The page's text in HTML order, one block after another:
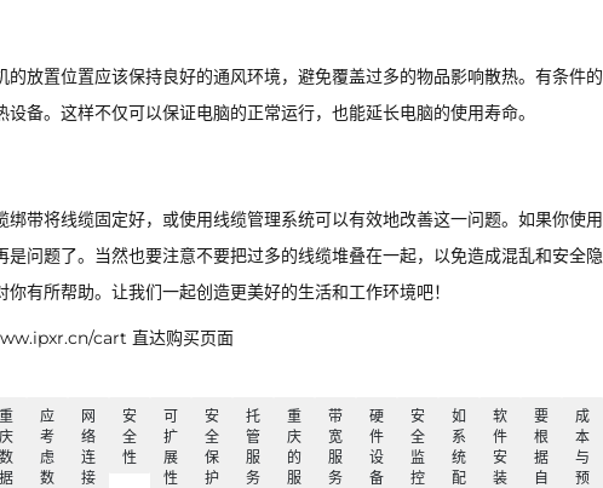
放置位置应该保持良好的通风环境，避免覆盖过多的物品影响散热。有条件的
备。这样不仅可以保证电脑的正常运行，也能延长电脑的使用寿命。
带将线缆固定好，或使用线缆管理系统可以有效地改善这一问题。如果你使用
问题了。当然也要注意不要把过多的线缆堆叠在一起，以免造成混乱和安全隐
有所帮助。让我们一起创造更美好的生活和工作环境吧！
cart 直达购买页面
重
庆
数
据
应
考
虑
数
网
络
连
接
安
全
性
可
扩
展
性
安
全
保
护
托
管
服
务
重
庆
的
服
带
宽
服
务
硬
件
设
备
安
全
监
控
如
系
统
配
软
件
安
装
要
根
据
自
成
本
与
预